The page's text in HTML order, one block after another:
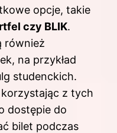
opcje, takie
czy BLIK.
również
na przykład
studenckich.
z tych
dostępie do
bilet podczas